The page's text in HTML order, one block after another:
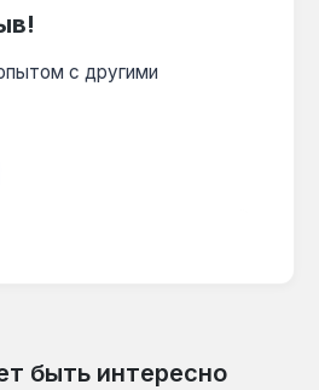
для увеличения
с другими
только на текущем
быть интересно